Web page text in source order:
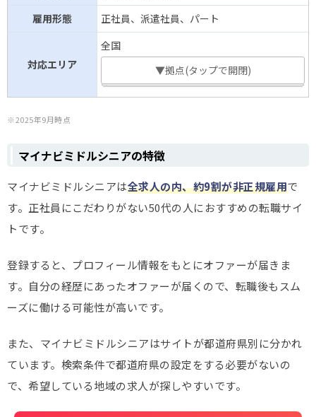
雇用形態
正社員、派遣社員、パート
対応エリア
全国
▼拠点(タップで開閉)
※2025年9月時点
マイナビミドルシニアの特徴
マイナビミドルシニアは全求人の内、約9割が非正規雇用で
す。正社員にこだわりがない50代の人におすすめの転職サイ
トです。
登録すると、プロフィール情報をもとにオファーが届きま
す。自分の経歴にあったオファーが届くので、転職後もスム
ーズに働ける可能性が高いです。
また、マイナビミドルシニアはサイトが都道府県別に分かれ
ています。検索条件で都道府県の設定をする必要がないの
で、希望している地域の求人が探しやすいです。